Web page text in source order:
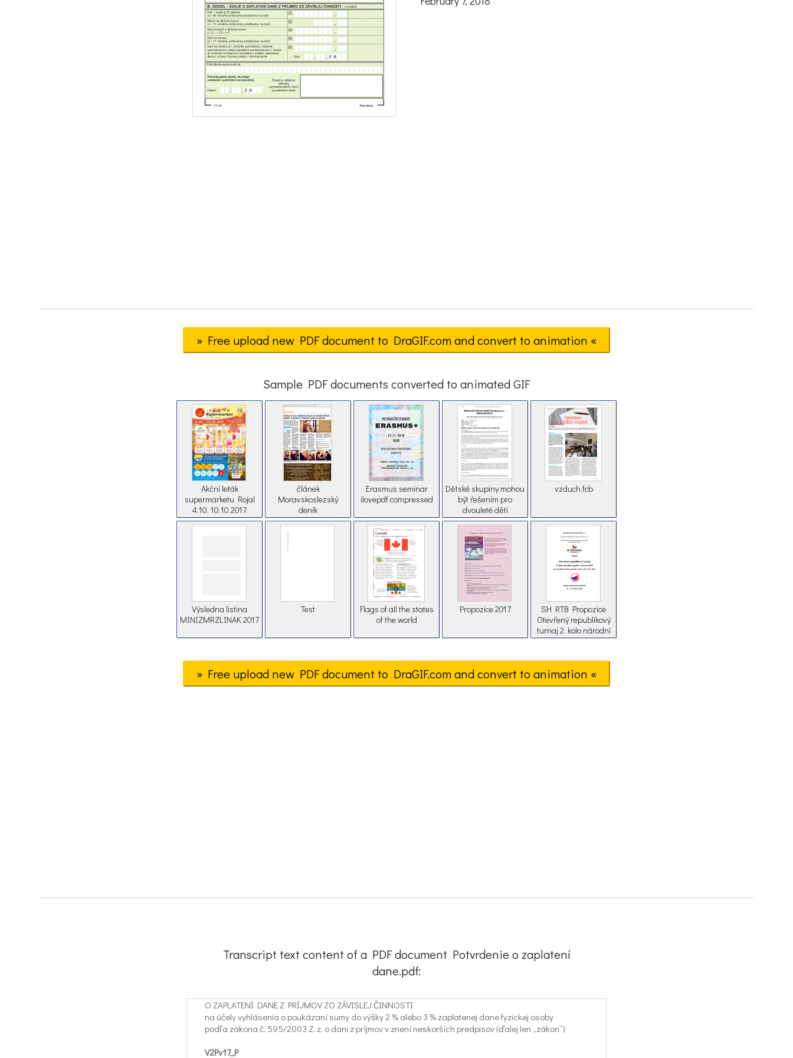
» Free upload new PDF document to DraGIF.com and convert to animation «
Sample PDF documents converted to animated GIF
Akční leták
supermarketu Rojal
4.10. 10.10.2017
článek
Moravskoslezský
deník
Erasmus seminar
ilovepdf compressed
Dětské skupiny mohou
být řešením pro
dvouleté děti
vzduch fcb
Výsledna listina
MINIZMRZLINAK 2017
Test
Flags of all the states
of the world
Propozice 2017
SH RTB Propozice
Otevřený republikový
turnaj 2. kolo národní
soutěže 2019 BR final
» Free upload new PDF document to DraGIF.com and convert to animation «
Transcript text content of a PDF document Potvrdenie o zaplatení
dane.pdf:
O ZAPLATENÍ DANE Z PRÍJMOV ZO ZÁVISLEJ ČINNOSTI
na účely vyhlásenia o poukázaní sumy do výšky 2 % alebo 3 % zaplatenej dane fyzickej osoby
podľa zákona č. 595/2003 Z. z. o dani z príjmov v znení neskorších predpisov (ďalej len „zákon“)
V2Pv17_P